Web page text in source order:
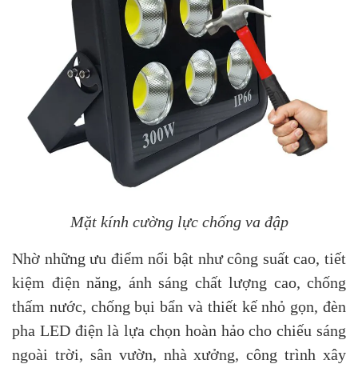
Mặt kính cường lực chống va đập
Nhờ những ưu điểm nổi bật như công suất cao, tiết
kiệm điện năng, ánh sáng chất lượng cao, chống
thấm nước, chống bụi bẩn và thiết kế nhỏ gọn, đèn
pha LED điện là lựa chọn hoàn hảo cho chiếu sáng
ngoài trời, sân vườn, nhà xưởng, công trình xây